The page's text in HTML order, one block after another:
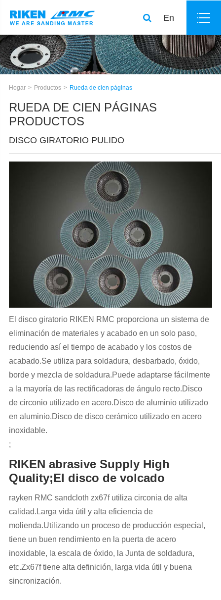
En
Hogar Productos Rueda de cien páginas
RUEDA DE CIEN PÁGINAS
PRODUCTOS
DISCO GIRATORIO PULIDO
El disco giratorio RIKEN RMC proporciona un sistema de
eliminación de materiales y acabado en un solo paso,
reduciendo así el tiempo de acabado y los costos de
acabado.Se utiliza para soldadura, desbarbado, óxido,
borde y mezcla de soldadura.Puede adaptarse fácilmente
a la mayoría de las rectificadoras de ángulo recto.Disco
de circonio utilizado en acero.Disco de aluminio utilizado
en aluminio.Disco de disco cerámico utilizado en acero
inoxidable.
;
RIKEN abrasive Supply High
Quality;El disco de volcado
rayken RMC sandcloth zx67f utiliza circonia de alta
calidad.Larga vida útil y alta eficiencia de
molienda.Utilizando un proceso de producción especial,
tiene un buen rendimiento en la puerta de acero
inoxidable, la escala de óxido, la Junta de soldadura,
etc.Zx67f tiene alta definición, larga vida útil y buena
sincronización.